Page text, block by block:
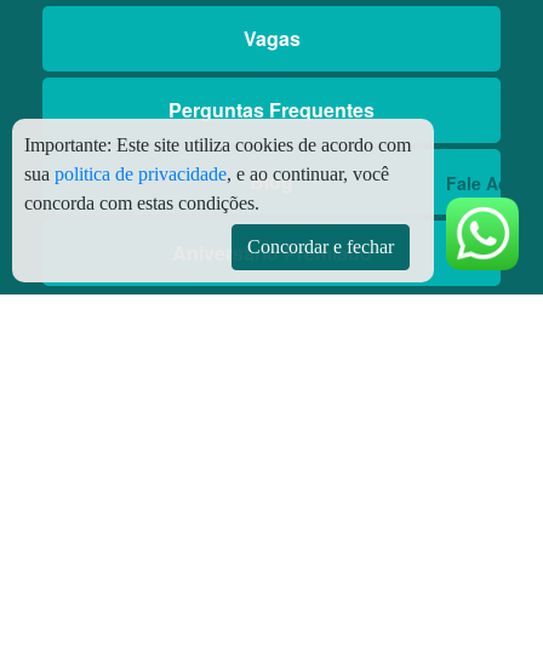
Fale Aqui
Vagas
Perguntas Frequentes
Blog
Aniversário Premiado
Importante: Este site utiliza cookies de acordo com
sua politica de privacidade, e ao continuar, você
concorda com estas condições.
Concordar e fechar